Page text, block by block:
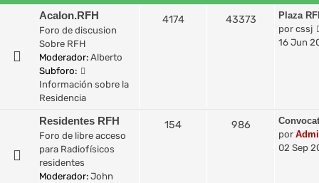
Acalon.RFH
Foro de discusion
Sobre RFH
Moderador: Alberto
Subforo:
Información sobre la
Residencia
4174 43373
Plaza
por cssj
16 Jun
Residentes RFH
Foro de libre acceso
para Radiofísicos
residentes
Moderador: John
154 986
por
02 Sep